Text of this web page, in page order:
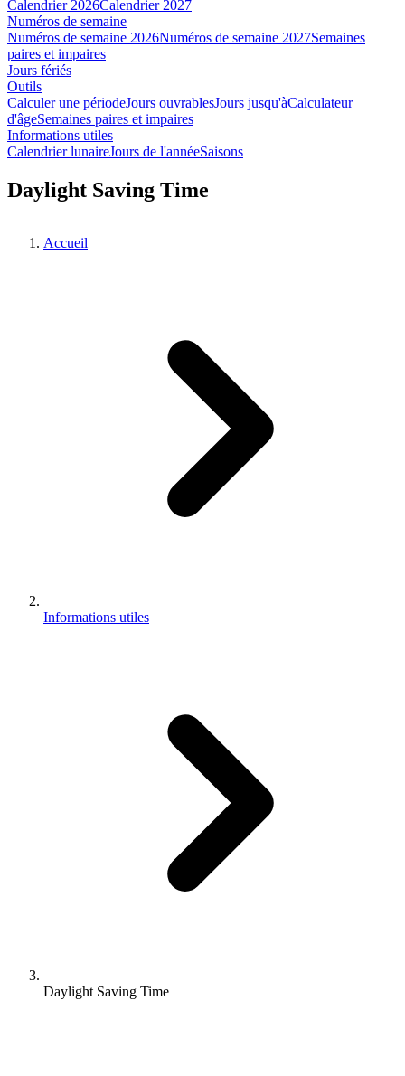
Calendrier 2026Calendrier 2027
Numéros de semaine
Numéros de semaine 2026Numéros de semaine 2027Semaines
paires et impaires
Jours fériés
Outils
Calculer une périodeJours ouvrablesJours jusqu'àCalculateur
d'âgeSemaines paires et impaires
Informations utiles
Calendrier lunaireJours de l'annéeSaisons
Daylight Saving Time
Accueil
Informations utiles
Daylight Saving Time